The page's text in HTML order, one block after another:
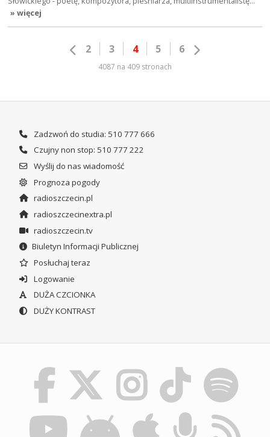
» więcej
2 3 4 5 6
4087 na 409 stronach
Zadzwoń do studia: 510 777 666
Czujny non stop: 510 777 222
Wyślij do nas wiadomość
Prognoza pogody
radioszczecin.pl
radioszczecinextra.pl
radioszczecin.tv
Biuletyn Informacji Publicznej
Posłuchaj teraz
Logowanie
DUŻA CZCIONKA
DUŻY KONTRAST